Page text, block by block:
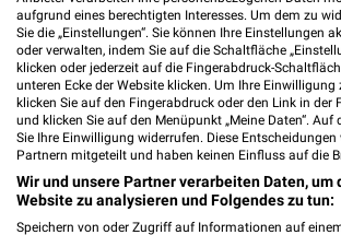
0 km
Angebote ab 18.07.
Nicht mehr gültig
Milchzahn-
Gültig bis Do.
Tchibo Tchibo
aufgrund eines berechtigten Interesses. Um dem zu
Sie die „Einstellungen“. Sie können Ihre Einstellungen
oder verwalten, indem Sie auf die Schaltfläche
klicken oder jederzeit auf die Fingerabdruck-
unteren Ecke der Website klicken. Um Ihre Einwilligung
klicken Sie auf den Fingerabdruck oder den Link in der
und klicken Sie auf den Menüpunkt „Meine Daten“. Auf
Sie Ihre Einwilligung widerrufen. Diese Entscheidungen
Partnern mitgeteilt und haben keinen Einfluss auf die
Wir und unsere Partner verarbeiten Daten, um
Website zu analysieren und Folgendes zu tun:
Speichern von oder Zugriff auf Informationen auf